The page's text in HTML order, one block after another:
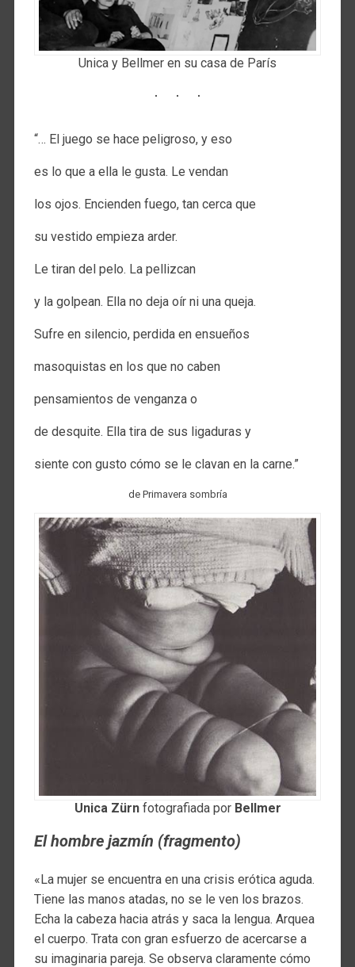
Unica y Bellmer en su casa de París
“… El juego se hace peligroso, y eso
es lo que a ella le gusta. Le vendan
los ojos. Encienden fuego, tan cerca que
su vestido empieza arder.
Le tiran del pelo. La pellizcan
y la golpean. Ella no deja oír ni una queja.
Sufre en silencio, perdida en ensueños
masoquistas en los que no caben
pensamientos de venganza o
de desquite. Ella tira de sus ligaduras y
siente con gusto cómo se le clavan en la carne.”
de Primavera sombría
Unica Zürnfotografiada por Bellmer
El hombre jazmín (fragmento)
«La mujer se encuentra en una crisis erótica aguda.
Tiene las manos atadas, no se le ven los brazos.
Echa la cabeza hacia atrás y saca la lengua. Arquea
el cuerpo. Trata con gran esfuerzo de acercarse a
su imaginaria pareja. Se observa claramente cómo